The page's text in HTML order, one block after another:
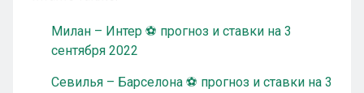
Милан – Интер ⚽ прогноз и ставки на 3
сентября 2022
Севилья – Барселона ⚽ прогноз и ставки на 3